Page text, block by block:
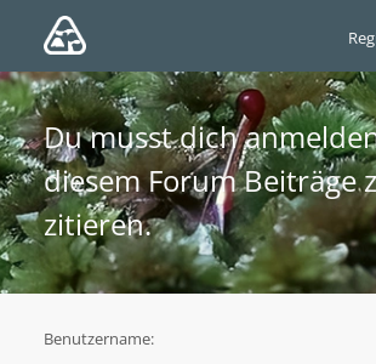
Du musst dich
diesem Forum Beiträge
zitieren.
Benutzername: